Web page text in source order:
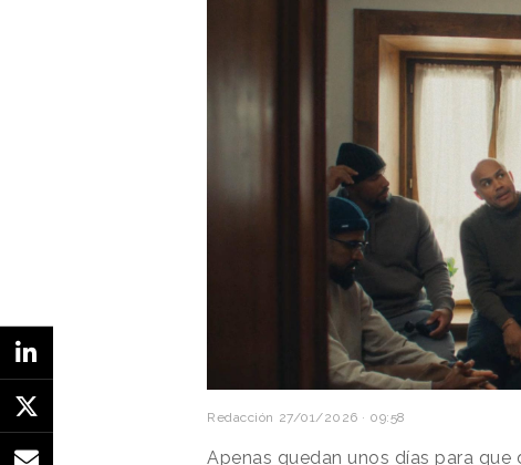
por ejemplo, cuántas veces se
de la presencia que obtiene
Dates”, el programa también
Redacción 27/01/2026 · 09:58
Apenas quedan unos días para que